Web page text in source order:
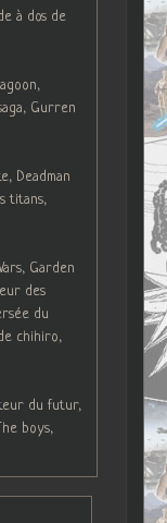
à dos de
Gurren
Deadman
titans,
Garden
des
du
chihiro,
du futur,
boys,